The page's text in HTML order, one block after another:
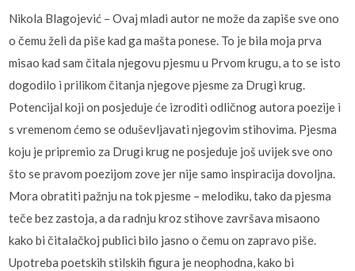
Nikola Blagojević – Ovaj mladi autor ne može da zapiše sve ono
o čemu želi da piše kad ga mašta ponese. To je bila moja prva
misao kad sam čitala njegovu pjesmu u Prvom krugu, a to se isto
dogodilo i prilikom čitanja njegove pjesme za Drugi krug.
Potencijal koji on posjeduje će izroditi odličnog autora poezije i
s vremenom ćemo se oduševljavati njegovim stihovima. Pjesma
koju je pripremio za Drugi krug ne posjeduje još uvijek sve ono
što se pravom poezijom zove jer nije samo inspiracija dovoljna.
Mora obratiti pažnju na tok pjesme – melodiku, tako da pjesma
teče bez zastoja, a da radnju kroz stihove završava misaono
kako bi čitalačkoj publici bilo jasno o čemu on zapravo piše.
Upotreba poetskih stilskih figura je neophodna, kako bi